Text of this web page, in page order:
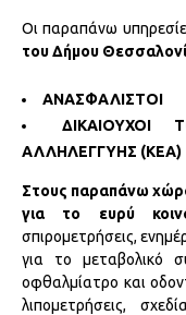
Οι παραπάνω
του Δήμου
ΑΝΑΣΦΑΛΙΣΤΟΙ
ΔΙΚΑΙΟΥΧΟΙ
ΑΛΛΗΛΕΓΓΥΗΣ (ΚΕΑ)
Στους παραπάνω
για το ευρύ
σπιρομετρήσεις,
για το μεταβολικό
οφθαλμίατρο και
λιπομετρήσεις,